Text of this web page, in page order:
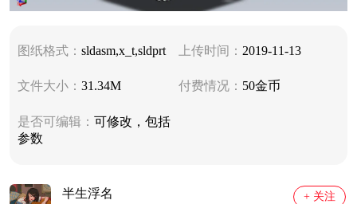
图纸格式： sldasm,x_t,sldprt 上传时间： 2019-11-13
文件大小： 31.34M 付费情况： 50金币
是否可编辑： 可修改，包括
参数
半生浮名 + 关注